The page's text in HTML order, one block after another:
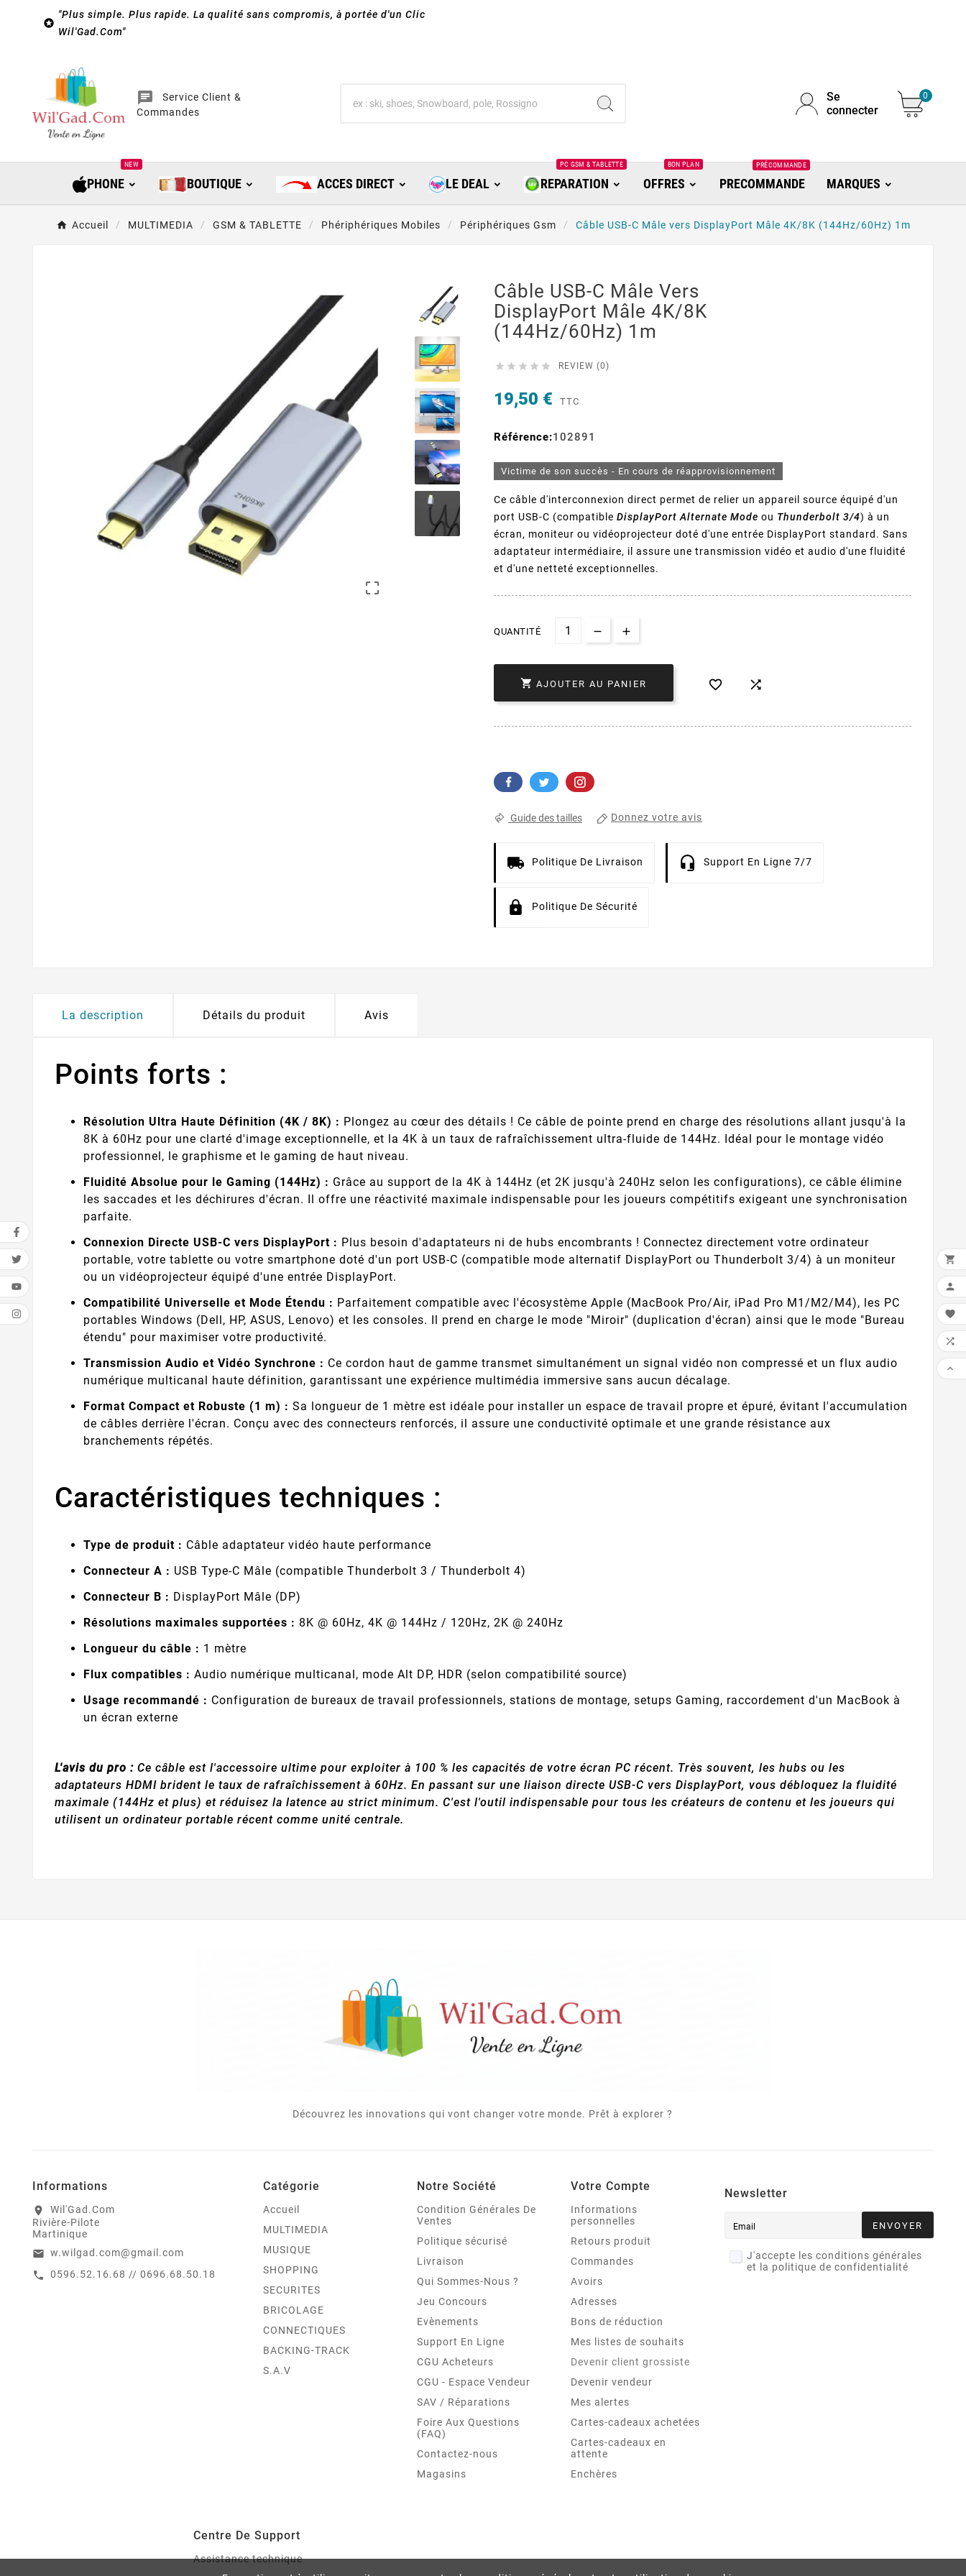

"Plus simple. Plus rapide. La qualité sans compromis, à portée d'un Clic
Wil'Gad.Com"
chat
Service Client &
Commandes
Se
connecter
0
PHONE
NEW
BOUTIQUE ACCES DIRECT LE DEAL REPARATION
PC GSM & TABLETTE
OFFRES
BON PLAN
PRECOMMANDE
PRÉCOMMANDE
MARQUES
Accueil MULTIMEDIA GSM & TABLETTE Phériphériques Mobiles Périphériques Gsm Câble USB-C Mâle vers DisplayPort Mâle 4K/8K (144Hz/60Hz) 1m

Câble USB-C Mâle Vers
DisplayPort Mâle 4K/8K
(144Hz/60Hz) 1m
     REVIEW (0)
19,50 € TTC
Référence:102891
Victime de son succès - En cours de réapprovisionnement
Ce câble d'interconnexion direct permet de relier un appareil source équipé d'un
port USB-C (compatible DisplayPort Alternate Mode ou Thunderbolt 3/4) à un
écran, moniteur ou vidéoprojecteur doté d'une entrée DisplayPort standard. Sans
adaptateur intermédiaire, il assure une transmission vidéo et audio d'une fluidité
et d'une netteté exceptionnelles.
QUANTITÉ
 AJOUTER AU PANIER  
Guide des tailles Donnez votre avis
Politique De Livraison Support En Ligne 7/7
Politique De Sécurité
La description Détails du produit Avis
Points forts :
Résolution Ultra Haute Définition (4K / 8K) : Plongez au cœur des détails ! Ce câble de pointe prend en charge des résolutions allant jusqu'à la
8K à 60Hz pour une clarté d'image exceptionnelle, et la 4K à un taux de rafraîchissement ultra-fluide de 144Hz. Idéal pour le montage vidéo
professionnel, le graphisme et le gaming de haut niveau.
Fluidité Absolue pour le Gaming (144Hz) : Grâce au support de la 4K à 144Hz (et 2K jusqu'à 240Hz selon les configurations), ce câble élimine
les saccades et les déchirures d'écran. Il offre une réactivité maximale indispensable pour les joueurs compétitifs exigeant une synchronisation
parfaite.
Connexion Directe USB-C vers DisplayPort : Plus besoin d'adaptateurs ni de hubs encombrants ! Connectez directement votre ordinateur
portable, votre tablette ou votre smartphone doté d'un port USB-C (compatible mode alternatif DisplayPort ou Thunderbolt 3/4) à un moniteur
ou un vidéoprojecteur équipé d'une entrée DisplayPort.
Compatibilité Universelle et Mode Étendu : Parfaitement compatible avec l'écosystème Apple (MacBook Pro/Air, iPad Pro M1/M2/M4), les PC
portables Windows (Dell, HP, ASUS, Lenovo) et les consoles. Il prend en charge le mode "Miroir" (duplication d'écran) ainsi que le mode "Bureau
étendu" pour maximiser votre productivité.
Transmission Audio et Vidéo Synchrone : Ce cordon haut de gamme transmet simultanément un signal vidéo non compressé et un flux audio
numérique multicanal haute définition, garantissant une expérience multimédia immersive sans aucun décalage.
Format Compact et Robuste (1 m) : Sa longueur de 1 mètre est idéale pour installer un espace de travail propre et épuré, évitant l'accumulation
de câbles derrière l'écran. Conçu avec des connecteurs renforcés, il assure une conductivité optimale et une grande résistance aux
branchements répétés.
Caractéristiques techniques :
Type de produit : Câble adaptateur vidéo haute performance
Connecteur A : USB Type-C Mâle (compatible Thunderbolt 3 / Thunderbolt 4)
Connecteur B : DisplayPort Mâle (DP)
Résolutions maximales supportées : 8K @ 60Hz, 4K @ 144Hz / 120Hz, 2K @ 240Hz
Longueur du câble : 1 mètre
Flux compatibles : Audio numérique multicanal, mode Alt DP, HDR (selon compatibilité source)
Usage recommandé : Configuration de bureaux de travail professionnels, stations de montage, setups Gaming, raccordement d'un MacBook à
un écran externe
L'avis du pro : Ce câble est l'accessoire ultime pour exploiter à 100 % les capacités de votre écran PC récent. Très souvent, les hubs ou les
adaptateurs HDMI brident le taux de rafraîchissement à 60Hz. En passant sur une liaison directe USB-C vers DisplayPort, vous débloquez la fluidité
maximale (144Hz et plus) et réduisez la latence au strict minimum. C'est l'outil indispensable pour tous les créateurs de contenu et les joueurs qui
utilisent un ordinateur portable récent comme unité centrale.
Découvrez les innovations qui vont changer votre monde. Prêt à explorer ?
Informations
location_on
Wil'Gad.Com
Rivière-Pilote
Martinique
email w.wilgad.com@gmail.com
call 0596.52.16.68 // 0696.68.50.18
Catégorie
Accueil
MULTIMEDIA
MUSIQUE
SHOPPING
SECURITES
BRICOLAGE
CONNECTIQUES
BACKING-TRACK
S.A.V
Notre Société
Condition Générales De
Ventes
Politique sécurisé
Livraison
Qui Sommes-Nous ?
Jeu Concours
Evènements
Support En Ligne
CGU Acheteurs
CGU - Espace Vendeur
SAV / Réparations
Foire Aux Questions
(FAQ)
Contactez-nous
Magasins
Votre Compte
Informations
personnelles
Retours produit
Commandes
Avoirs
Adresses
Bons de réduction
Mes listes de souhaits
Devenir client grossiste
Devenir vendeur
Mes alertes
Cartes-cadeaux achetées
Cartes-cadeaux en
attente
Enchères
Newsletter
ENVOYER
J'accepte les conditions générales
et la politique de confidentialité
Centre De Support
Assistance technique




